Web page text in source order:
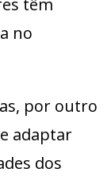
têm
no
por outro
adaptar
dos